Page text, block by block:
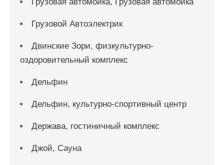
Грузовой Автоэлектрик
Двинские Зори, физкультурно-
оздоровительный комплекс
Дельфин
Дельфин, культурно-спортивный центр
Держава, гостиничный комплекс
Джой, Сауна